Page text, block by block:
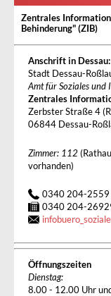
Zentrales
Behinderung" (ZIB)
Anschrift in Dessau:
Stadt Dessau-
Amt für Soziales und
Zentrales
Zerbster Straße 4
06844 Dessau-
Zimmer: 112
vorhanden)
0340 204-2559
0340 204-
Öffnungszeiten
Dienstag:
8.00 - 12.00 Uhr